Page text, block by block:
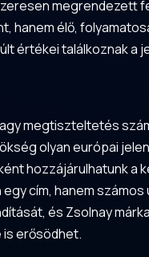
megrendezett
hanem élő,
értékei találkoznak a
megtiszteltetés
olyan európai
hozzájárulhatunk a
cím, hanem
és Zsolnay
erősödhet.